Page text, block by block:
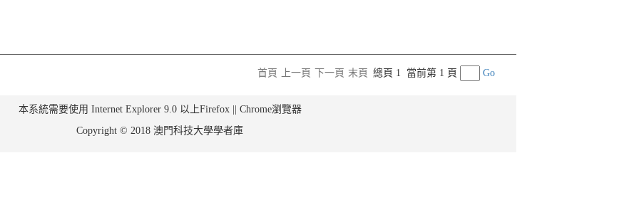
首頁
上一頁 下一頁 末頁 總頁 1 當前第 1 頁 Go
本系統需要使用 Internet Explorer 9.0 以上Firefox || Chrome瀏覽器
Copyright © 2018 澳門科技大學學者庫